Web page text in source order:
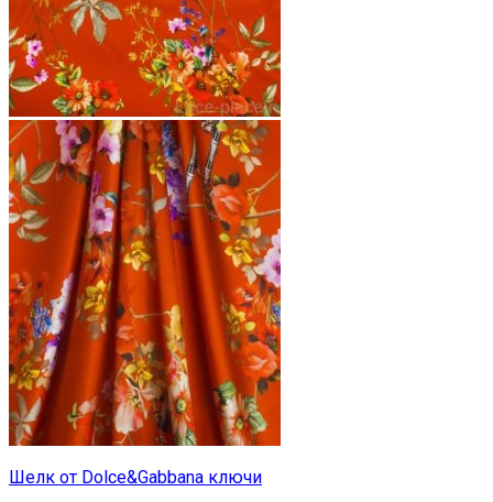
Шелк от Dolce&Gabbana ключи